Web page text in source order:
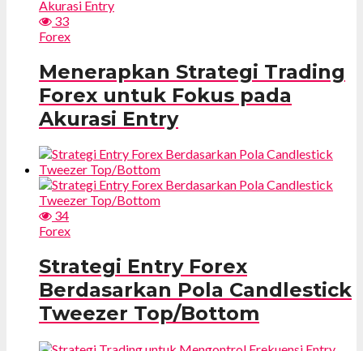
33
Forex
Menerapkan Strategi Trading
Forex untuk Fokus pada
Akurasi Entry
34
Forex
Strategi Entry Forex
Berdasarkan Pola Candlestick
Tweezer Top/Bottom